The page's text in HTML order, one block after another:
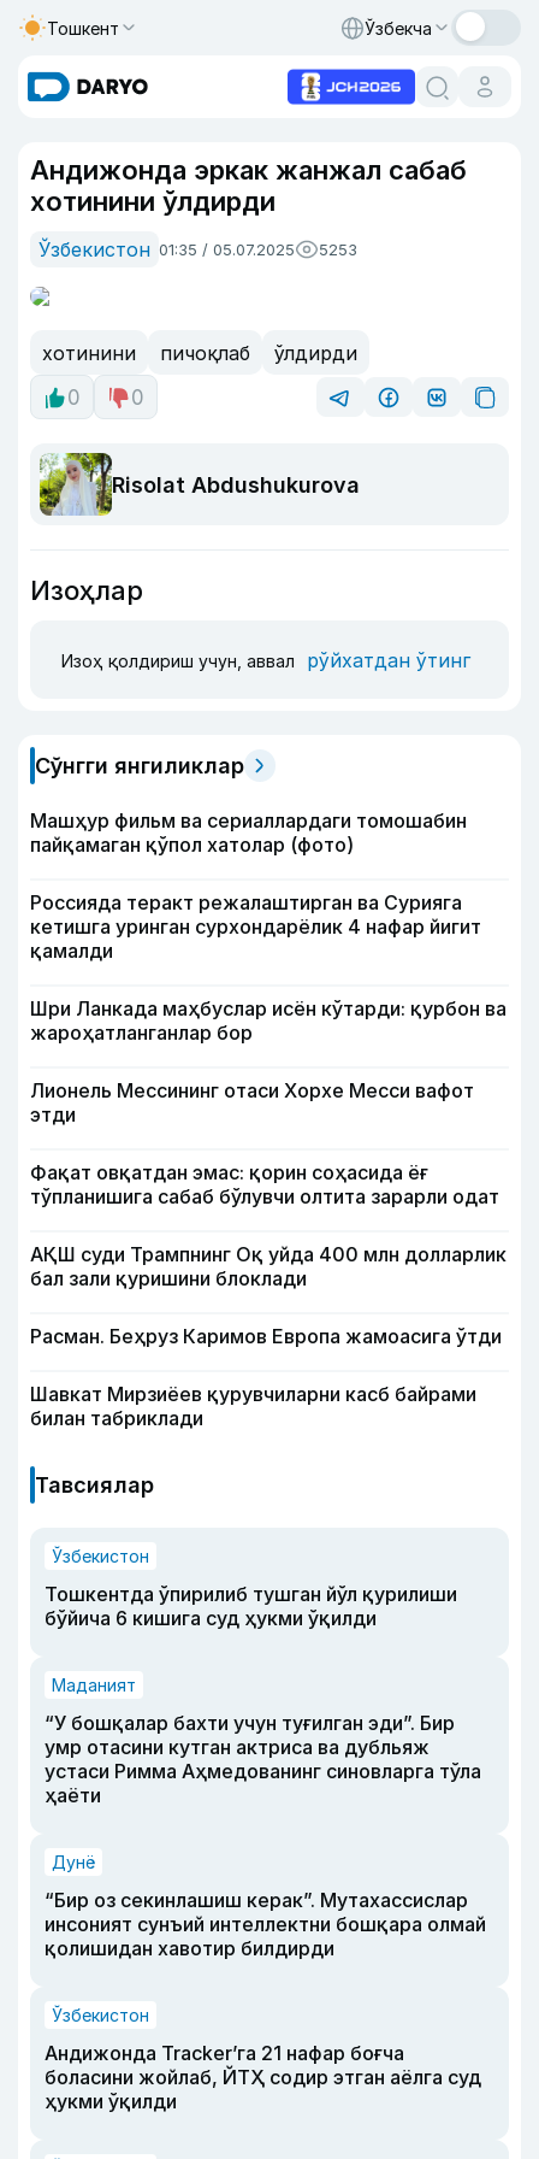
Тошкент Ўзбекча
Андижонда эркак жанжал сабаб
хотинини ўлдирди
Ўзбекистон 01:35 / 05.07.2025 5253
хотинини пичоқлаб
ўлдирди
0
0
Risolat Abdushukurova
Изоҳлар
Изоҳ қолдириш учун, аввал рўйхатдан ўтинг
Сўнгги янгиликлар
Машҳур фильм ва сериаллардаги томошабин
пайқамаган қўпол хатолар (фото)
Россияда теракт режалаштирган ва Сурияга
кетишга уринган сурхондарёлик 4 нафар йигит
қамалди
Шри Ланкада маҳбуслар исён кўтарди: қурбон ва
жароҳатланганлар бор
Лионель Мессининг отаси Хорхе Месси вафот
этди
Фақат овқатдан эмас: қорин соҳасида ёғ
тўпланишига сабаб бўлувчи олтита зарарли одат
АҚШ суди Трампнинг Оқ уйда 400 млн долларлик
бал зали қуришини блоклади
Расман. Беҳруз Каримов Европа жамоасига ўтди
Шавкат Мирзиёев қурувчиларни касб байрами
билан табриклади
Тавсиялар
Ўзбекистон
Тошкентда ўпирилиб тушган йўл қурилиши
бўйича 6 кишига суд ҳукми ўқилди
Маданият
“У бошқалар бахти учун туғилган эди”. Бир
умр отасини кутган актриса ва дубльяж
устаси Римма Аҳмедованинг синовларга тўла
ҳаёти
Дунё
“Бир оз секинлашиш керак”. Мутахассислар
инсоният сунъий интеллектни бошқара олмай
қолишидан хавотир билдирди
Ўзбекистон
Андижонда Tracker’га 21 нафар боғча
боласини жойлаб, ЙТҲ содир этган аёлга суд
ҳукми ўқилди